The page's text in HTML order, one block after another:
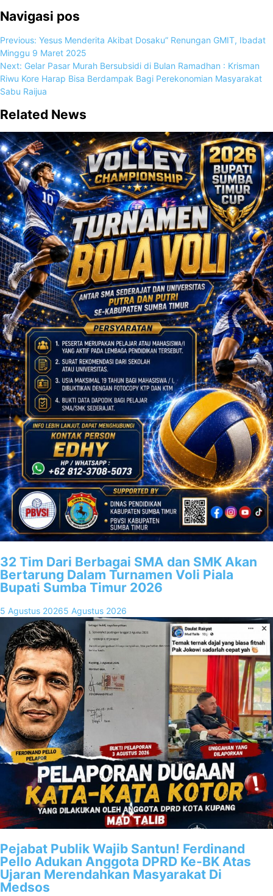
Navigasi pos
Previous: Yesus Menderita Akibat Dosaku” Renungan GMIT, Ibadat
Minggu 9 Maret 2025
Next: Gelar Pasar Murah Bersubsidi di Bulan Ramadhan : Krisman
Riwu Kore Harap Bisa Berdampak Bagi Perekonomian Masyarakat
Sabu Raijua
Related News
32 Tim Dari Berbagai SMA dan SMK Akan
Bertarung Dalam Turnamen Voli Piala
Bupati Sumba Timur 2026
5 Agustus 20265 Agustus 2026
Pejabat Publik Wajib Santun! Ferdinand
Pello Adukan Anggota DPRD Ke-BK Atas
Ujaran Merendahkan Masyarakat Di
Medsos